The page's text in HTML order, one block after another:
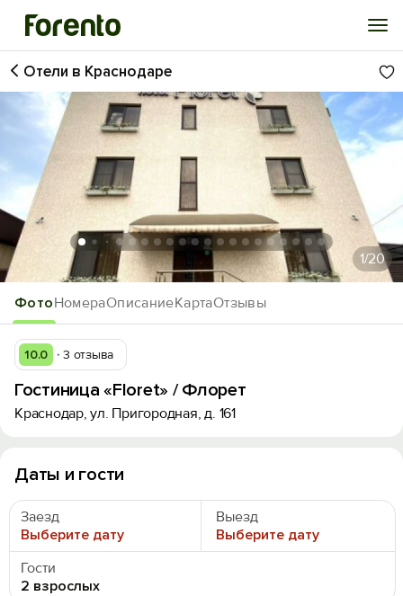
Войти
Избранное
История просмотра
Добавить свой объект
ФотоНомераОписаниеКартаОтзывы
Отели в Краснодаре
1/20
10.0 3 отзыва
Гостиница «Floret» / Флорет
Краснодар, ул. Пригородная, д. 161
Даты и гости
Заезд
Выберите дату
Выезд
Выберите дату
Гости
2 взрослых